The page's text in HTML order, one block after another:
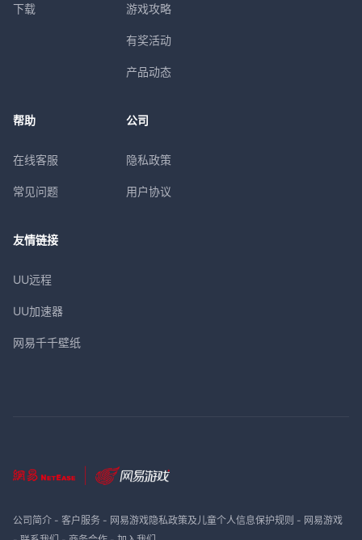
下载 游戏攻略
有奖活动
产品动态
帮助
在线客服
常见问题
公司
隐私政策
用户协议
友情链接
UU远程
UU加速器
网易千千壁纸
公司简介- 客户服务- 网易游戏隐私政策及儿童个人信息保护规则 - 网易游戏